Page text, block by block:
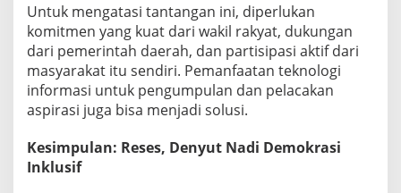
Untuk mengatasi tantangan ini, diperlukan
komitmen yang kuat dari wakil rakyat, dukungan
dari pemerintah daerah, dan partisipasi aktif dari
masyarakat itu sendiri. Pemanfaatan teknologi
informasi untuk pengumpulan dan pelacakan
aspirasi juga bisa menjadi solusi.
Kesimpulan: Reses, Denyut Nadi Demokrasi
Inklusif